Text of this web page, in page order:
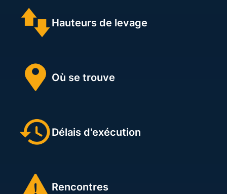
Hauteurs de levage
Où se trouve
Délais d'exécution
Rencontres